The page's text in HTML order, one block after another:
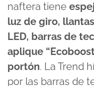
naftera tiene
luz de giro, llantas
LED, barras de
aplique
portón. La Trend
por las barras de